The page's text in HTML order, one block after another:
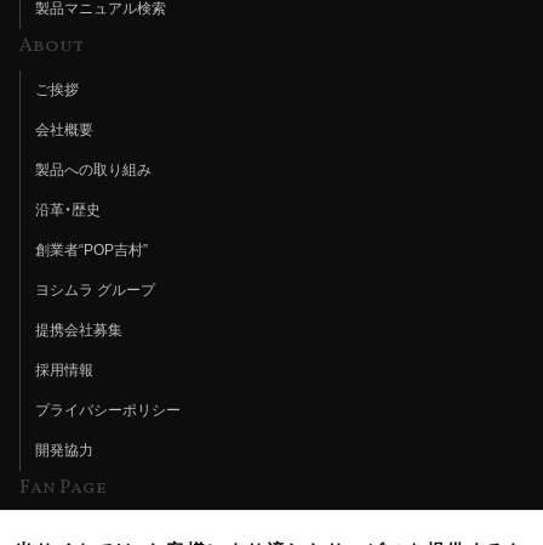
製品マニュアル検索
About
ご挨拶
会社概要
製品への取り組み
沿革・歴史
創業者“POP吉村”
ヨシムラ グループ
提携会社募集
採用情報
プライバシーポリシー
開発協力
Fan Page